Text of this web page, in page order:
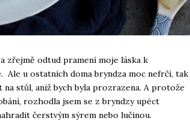
zřejmě odtud pramení moje láska k
Ale u ostatních doma bryndza moc nefrčí, tak
na stůl, aniž bych byla prozrazena. A protože
rozhodla jsem se z bryndzy upéct
čerstvým sýrem nebo lučinou.